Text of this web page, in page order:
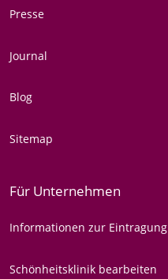
Presse
Journal
Blog
Sitemap
Für Unternehmen
Informationen zur Eintragung
Schönheitsklinik bearbeiten